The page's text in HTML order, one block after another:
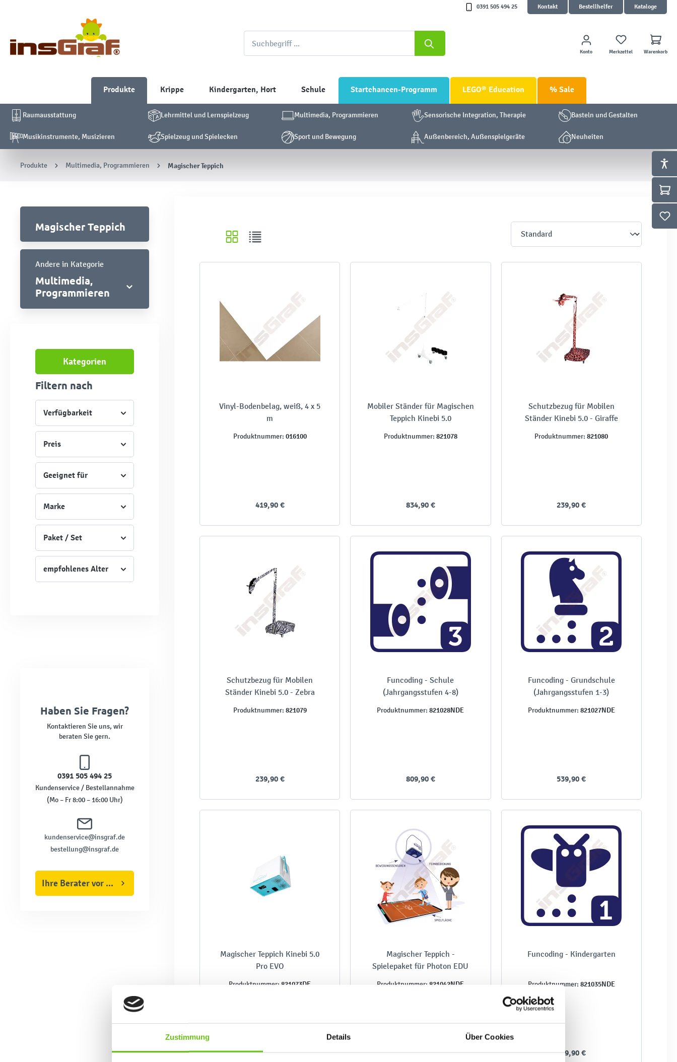
Zustimmung Details Über Cookies
0391 505 494 25 Kontakt Bestellhelfer Kataloge
Konto Merkzettel Warenkorb
Produkte Krippe Kindergarten, Hort Schule Startchancen-Programm LEGO® Education % Sale
Raumausstattung Lehrmittel und Lernspielzeug Multimedia, Programmieren Sensorische Integration, Therapie Basteln und Gestalten
Musikinstrumente, Musizieren Spielzeug und Spielecken Sport und Bewegung Außenbereich, Außenspielgeräte Neuheiten
Produkte Multimedia, Programmieren Magischer Teppich
Magischer Teppich
Andere in Kategorie
Multimedia,
Programmieren
Kategorien
Filtern nach
Verfügbarkeit
Preis
Geeignet für
Marke
Paket / Set
empfohlenes Alter
Haben Sie Fragen?
Kontaktieren Sie uns, wir
beraten Sie gern.
0391 505 494 25
Kundenservice / Bestellannahme
(Mo – Fr 8:00 – 16:00 Uhr)
kundenservice@insgraf.de
bestellung@insgraf.de
Ihre Berater vor Ort
Vinyl-Bodenbelag, weiß, 4 x 5
m
Produktnummer: 016100
419,90 €
Mobiler Ständer für Magischen
Teppich Kinebi 5.0
Produktnummer: 821078
834,90 €
Schutzbezug für Mobilen
Ständer Kinebi 5.0 - Giraffe
Produktnummer: 821080
239,90 €
Schutzbezug für Mobilen
Ständer Kinebi 5.0 - Zebra
Produktnummer: 821079
239,90 €
Funcoding - Schule
(Jahrgangsstufen 4-8)
Produktnummer: 821028NDE
809,90 €
Funcoding - Grundschule
(Jahrgangsstufen 1-3)
Produktnummer: 821027NDE
539,90 €
Magischer Teppich Kinebi 5.0
Pro EVO
Produktnummer: 821073DE
6.399,90 €
Magischer Teppich -
Spielepaket für Photon EDU
Produktnummer: 821042NDE
299,90 €
Funcoding - Kindergarten
Produktnummer: 821035NDE
539,90 €